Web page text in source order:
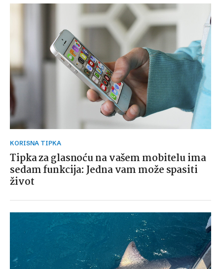
KORISNA TIPKA
Tipka za glasnoću na vašem mobitelu ima
sedam funkcija: Jedna vam može spasiti
život